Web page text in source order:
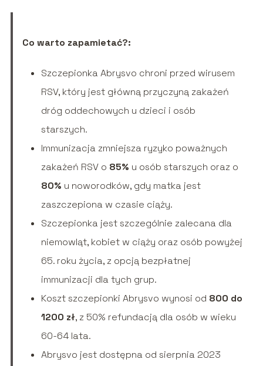
Co warto zapamietać?:
Szczepionka Abrysvo chroni przed wirusem
RSV, który jest główną przyczyną zakażeń
dróg oddechowych u dzieci i osób
starszych.
Immunizacja zmniejsza ryzyko poważnych
zakażeń RSV o 85% u osób starszych oraz o
80% u noworodków, gdy matka jest
zaszczepiona w czasie ciąży.
Szczepionka jest szczególnie zalecana dla
niemowląt, kobiet w ciąży oraz osób powyżej
65. roku życia, z opcją bezpłatnej
immunizacji dla tych grup.
Koszt szczepionki Abrysvo wynosi od 800 do
1200 zł, z 50% refundacją dla osób w wieku
60-64 lata.
Abrysvo jest dostępna od sierpnia 2023